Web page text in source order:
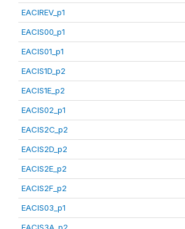
EACIREV_p1
EACIS00_p1
EACIS01_p1
EACIS1D_p2
EACIS1E_p2
EACIS02_p1
EACIS2C_p2
EACIS2D_p2
EACIS2E_p2
EACIS2F_p2
EACIS03_p1
EACIS3A_p2